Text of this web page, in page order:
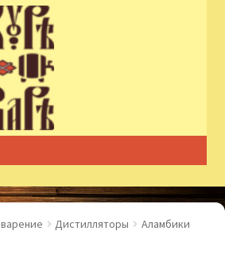
Дистилляторы
Аламбики